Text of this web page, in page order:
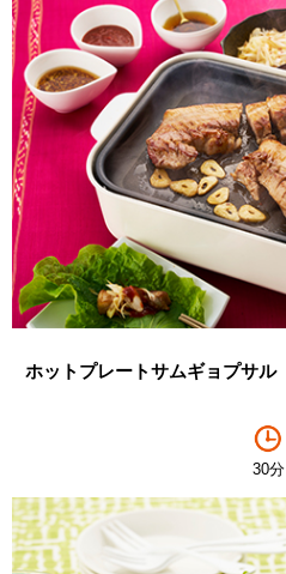
ホットプレートサムギョプサル
30分